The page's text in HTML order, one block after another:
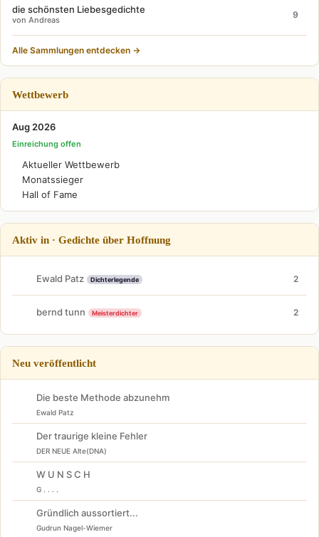
die schönsten Liebesgedichte
von Andreas
9
Alle Sammlungen entdecken →
Wettbewerb
Aug 2026
Einreichung offen
Aktueller Wettbewerb
Monatssieger
Hall of Fame
Aktiv in · Gedichte über Hoffnung
Ewald Patz Dichterlegende 2
bernd tunn Meisterdichter 2
Neu veröffentlicht
Die beste Methode abzunehm
Ewald Patz
Der traurige kleine Fehler
DER NEUE Alte(DNA)
W U N S C H
G . . . .
Gründlich aussortiert...
Gudrun Nagel-Wiemer